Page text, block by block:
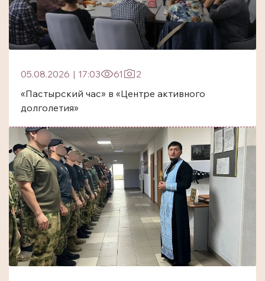
05.08.2026 | 17:03 61
2
«Пастырский час» в «Центре активного
долголетия»